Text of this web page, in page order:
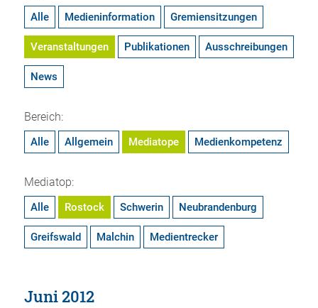
Alle Medieninformation Gremiensitzungen
Veranstaltungen Publikationen Ausschreibungen
News
Bereich:
Alle Allgemein Mediatope Medienkompetenz
Mediatop:
Alle Rostock Schwerin Neubrandenburg
Greifswald Malchin Medientrecker
Juni 2012